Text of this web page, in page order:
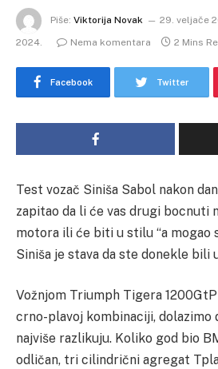
Piše: Viktorija Novak 29. veljače
2024.
Nema komentara 2 Mins
Facebook Twitter
Test vozač Siniša Sabol nakon
zapitao da li će vas drugi bocnuti
motora ili će biti u stilu “a mogao
Siniša je stava da ste donekle bili
Vožnjom Triumph Tigera
crno-plavoj kombinaciji, dolazimo
najviše razlikuju. Koliko god bio
odličan, tri cilindrični agregat